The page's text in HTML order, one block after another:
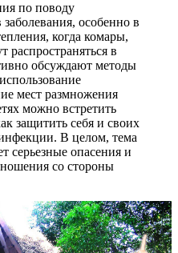
по поводу
особенно в
когда комары,
распространяться в
обсуждают методы
мест размножения
можно встретить
защитить себя и своих
В целом, тема
серьезные опасения и
со стороны